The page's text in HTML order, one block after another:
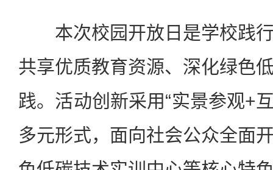
本次校园开放日是学校践行
共享优质教育资源、深化绿色
践。活动创新采用“实景参观+
多元形式，面向社会公众全面